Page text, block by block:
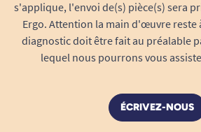
s'applique, l'envoi de(s) pièce(s) sera
Ergo. Attention la main d'œuvre reste
diagnostic doit être fait au préalable
lequel nous pourrons vous
ÉCRIVEZ-NOUS